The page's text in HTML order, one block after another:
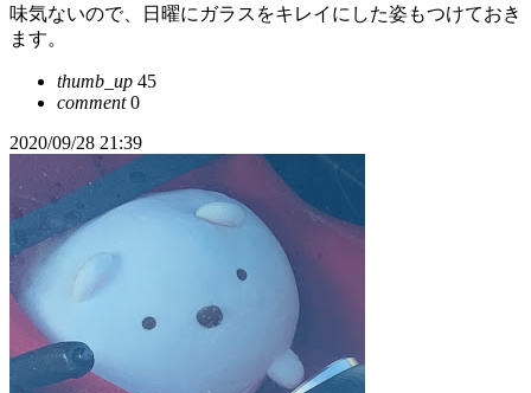
味気ないので、日曜にガラスをキレイにした姿もつけておき
ます。
thumb_up 45
comment0
2020/09/28 21:39